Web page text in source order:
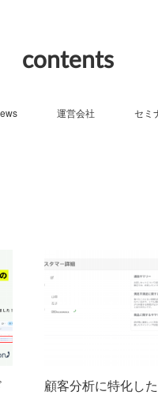
contents
運営会社 セミ
顧客分析に特化し